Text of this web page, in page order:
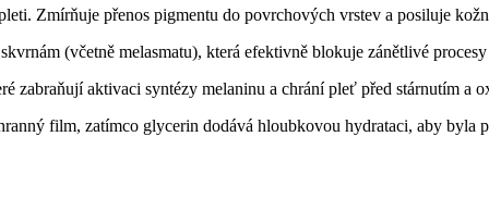
Zmírňuje přenos pigmentu do povrchových vrstev a posiluje
(včetně melasmatu), která efektivně blokuje zánětlivé
zabraňují aktivaci syntézy melaninu a chrání pleť před stárnutím a
film, zatímco glycerin dodává hloubkovou hydrataci, aby byla